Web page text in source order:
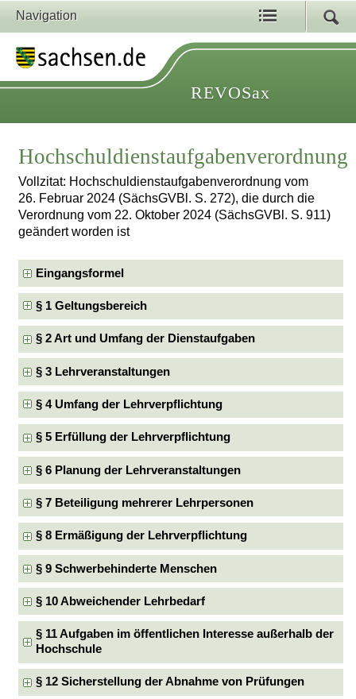
Navigation
REVOSax
Hochschuldienstaufgabenverordnung
Vollzitat: Hochschuldienstaufgabenverordnung vom
26. Februar 2024 (SächsGVBl. S. 272), die durch die
Verordnung vom 22. Oktober 2024 (SächsGVBl. S. 911)
geändert worden ist
Eingangsformel
§ 1 Geltungsbereich
§ 2 Art und Umfang der Dienstaufgaben
§ 3 Lehrveranstaltungen
§ 4 Umfang der Lehrverpflichtung
§ 5 Erfüllung der Lehrverpflichtung
§ 6 Planung der Lehrveranstaltungen
§ 7 Beteiligung mehrerer Lehrpersonen
§ 8 Ermäßigung der Lehrverpflichtung
§ 9 Schwerbehinderte Menschen
§ 10 Abweichender Lehrbedarf
§ 11 Aufgaben im öffentlichen Interesse außerhalb der
Hochschule
§ 12 Sicherstellung der Abnahme von Prüfungen